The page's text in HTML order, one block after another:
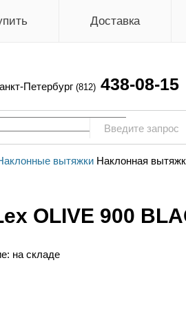
Доставка
Петербург (812) 438-08-15
вытяжки Наклонная
OLIVE 900
на складе